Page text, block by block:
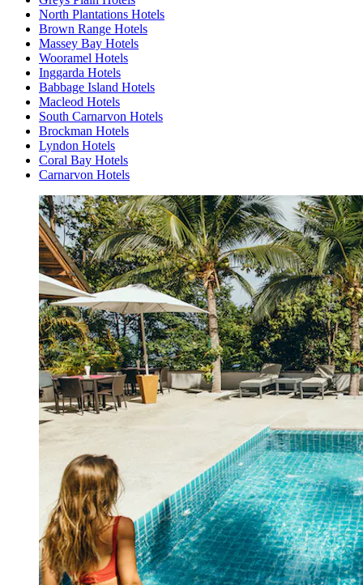
North Plantations Hotels
Brown Range Hotels
Massey Bay Hotels
Wooramel Hotels
Inggarda Hotels
Babbage Island Hotels
Macleod Hotels
South Carnarvon Hotels
Brockman Hotels
Lyndon Hotels
Coral Bay Hotels
Carnarvon Hotels